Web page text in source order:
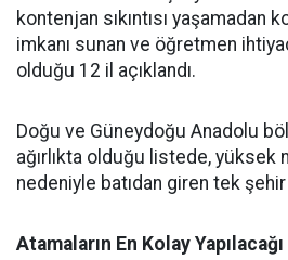
kontenjan sıkıntısı yaşamadan
imkanı sunan ve öğretmen
olduğu 12 il açıklandı.
Doğu ve Güneydoğu Anadolu
ağırlıkta olduğu listede,
nedeniyle batıdan giren tek
Atamaların En Kolay Yapılacağı